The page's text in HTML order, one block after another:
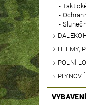
HELMY,
POLNÍ